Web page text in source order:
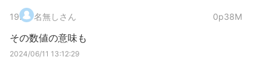
19. 名無しさん 0p38M
その数値の意味も
2024/06/11 13:12:29